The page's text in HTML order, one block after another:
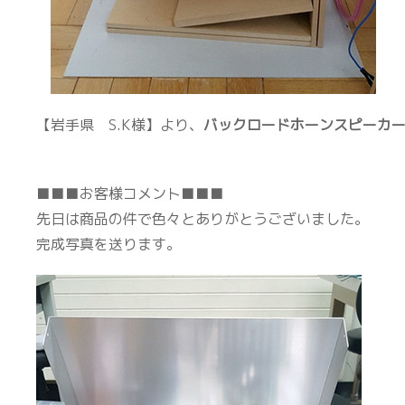
【岩手県 S.K様】より、 バックロードホーンスピーカ
■■■お客様コメント■■■
先日は商品の件で色々とありがとうございました。
完成写真を送ります。